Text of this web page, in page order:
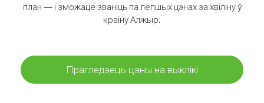
план — і зможаце званіць па лепшых цэнах за хвіліну ў
краіну Алжыр.
Прагледзець цэны на выклікі